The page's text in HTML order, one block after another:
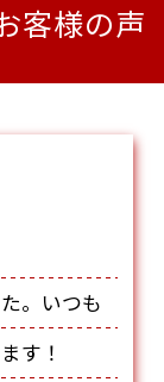
客様の声
。いつも
す！